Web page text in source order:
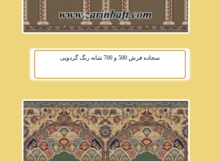
سجاده فرش 500 و 700 شانه رنگ گردویی